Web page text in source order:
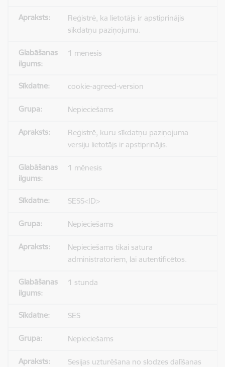
Reģistrē, ka lietotājs ir apstiprinājis
sīkdatņu paziņojumu.
1 mēnesis
cookie-agreed-version
Nepieciešams
Reģistrē, kuru sīkdatņu paziņojuma
versiju lietotājs ir apstiprinājis.
1 mēnesis
SESS<ID>
Nepieciešams
Nepieciešams tikai satura
administratoriem, lai autentificētos.
1 stunda
SES
Nepieciešams
Sesijas uzturēšana no slodzes dalīšanas